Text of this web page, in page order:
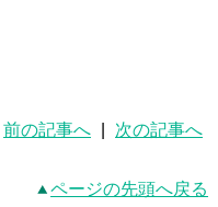
前の記事へ 次の記事へ
ページの先頭へ戻る